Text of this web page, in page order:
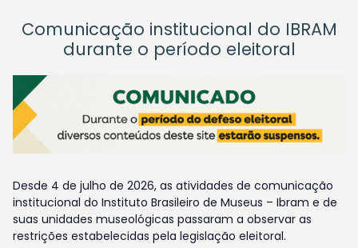
Comunicação institucional do IBRAM
durante o período eleitoral
Desde 4 de julho de 2026, as atividades de comunicação
institucional do Instituto Brasileiro de Museus – Ibram e de
suas unidades museológicas passaram a observar as
restrições estabelecidas pela legislação eleitoral.